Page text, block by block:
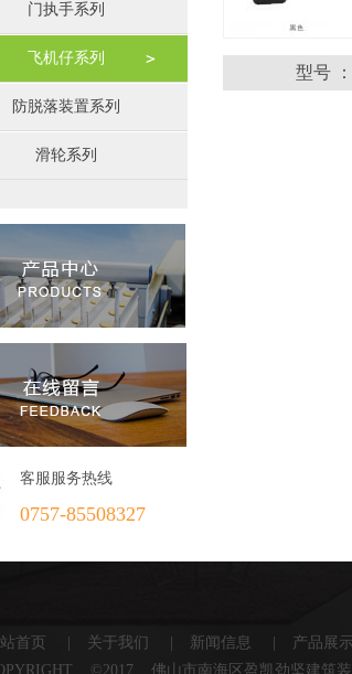
门执手系列
飞机仔系列
防脱落装置系列
滑轮系列
客服服务热线
0757-85508327
型号
首页 关于我们 新闻信息 产品展示
©2017 佛山市南海区盈凯劲坚建筑